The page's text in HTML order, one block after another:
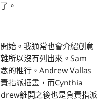
。
始。我通常也會介紹創意
所以沒有列出來。Sam
的推行。Andrew Vallas
指派插畫，而Cynthia
離開之後也是負責指派